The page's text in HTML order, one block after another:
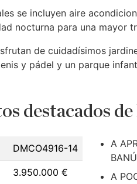
se incluyen aire
nocturna para una mayor
de cuidadísimos
y pádel y un parque
destacados
DMCO4916-14
3.950.000 €
A
A